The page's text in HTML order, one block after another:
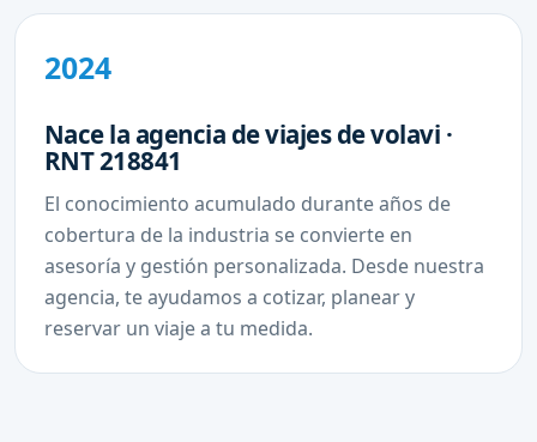
2024
Nace la agencia de viajes de volavi ·
RNT 218841
El conocimiento acumulado durante años de
cobertura de la industria se convierte en
asesoría y gestión personalizada. Desde nuestra
agencia, te ayudamos a cotizar, planear y
reservar un viaje a tu medida.